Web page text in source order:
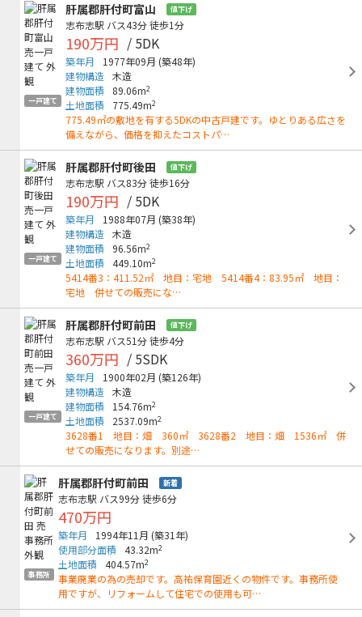
一戸建て
肝属郡肝付町富山 値下げ
志布志駅 バス43分徒歩1分
190万円 / 5DK
築年月 1977年09月 (築48年)
建物構造 木造
建物面積
89.06m2
土地面積 775.49m2
775.49㎡の敷地を有する5DKの中古戸建です。ゆとりある広さを
備えながら、価格を抑えたコストパ…
一戸建て
肝属郡肝付町後田 値下げ
志布志駅 バス83分徒歩16分
190万円 / 5DK
築年月 1988年07月 (築38年)
建物構造 木造
建物面積
96.56m2
土地面積 449.10m2
5414番3：411.52㎡ 地目：宅地 5414番4：83.95㎡ 地目：
宅地 併せての販売にな…
一戸建て
肝属郡肝付町前田 値下げ
志布志駅 バス51分徒歩4分
360万円 / 5SDK
築年月 1900年02月 (築126年)
建物構造 木造
建物面積
154.76m2
土地面積 2537.09m2
3628番1 地目：畑 360㎡ 3628番2 地目：畑 1536㎡ 併
せての販売になります。別途…
事務所
肝属郡肝付町前田 新着
志布志駅 バス99分徒歩6分
470万円
築年月 1994年11月 (築31年)
使用部分面積
43.32m2
土地面積 404.57m2
事業廃業の為の売却です。高祐保育園近くの物件です。事務所使
用ですが、リフォームして住宅での使用も可…